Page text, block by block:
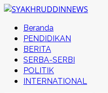
Skip
content
Primary
Menu
Beranda
PENDIDIKAN
BERITA
SERBA-SERBI
POLITIK
INTERNATIONAL